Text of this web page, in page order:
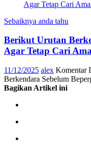
Sebaiknya anda tahu
Berikut Urutan
Agar Tetap Cari
11/12/2025 alex Komentar
Berkendara Sebelum
Bagikan Artikel ini